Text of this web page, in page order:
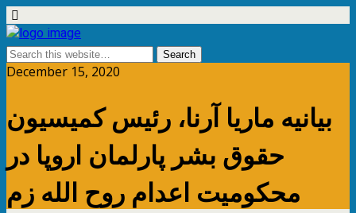
December 15, 2020
بیانیه ماریا آرنا، رئیس کمیسیون
حقوق بشر پارلمان اروپا در
محکومیت اعدام روح الله زم